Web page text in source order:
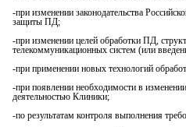
-при изменении законодательства
защиты ПД;
-при изменении целей обработки ПД,
телекоммуникационных систем (или
-при применении новых технологий
-при появлении необходимости в
деятельностью Клиники;
-по результатам контроля выполнения